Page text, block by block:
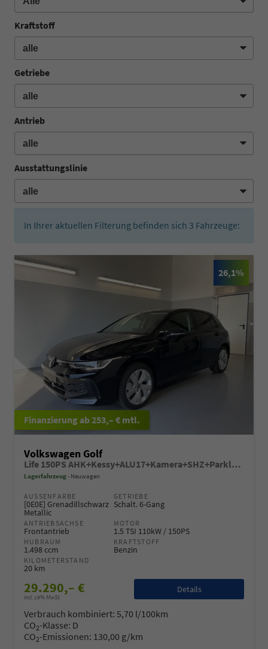
Kraftstoff
Getriebe
Antrieb
Ausstattungslinie
In Ihrer aktuellen Filterung befinden sich 3 Fahrzeuge:
26,1%
ab 253,– € mtl.
Volkswagen Golf
Life 150PS AHK+Kessy+ALU17+Kamera+SHZ+Parklenk+Alarm
Lagerfahrzeug Neuwagen
AUSSENFARBE
[0E0E] Grenadillschwarz
Metallic
GETRIEBE
Schalt. 6-Gang
ANTRIEBSACHSE
Frontantrieb
MOTOR
1.5 TSI 110kW / 150PS
HUBRAUM
1.498 ccm
KRAFTSTOFF
Benzin
KILOMETERSTAND
20 km
29.290,– €
incl. 19% MwSt.
Details
Verbrauch kombiniert: 5,70 l/100km
CO2-Klasse: D
CO2-Emissionen: 130,00 g/km